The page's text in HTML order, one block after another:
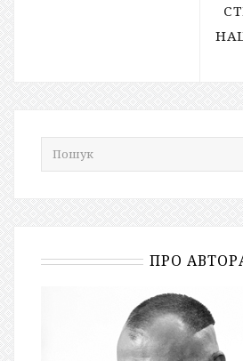
ПРО